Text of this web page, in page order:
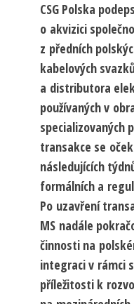
CSG Polska
o akvizici
z předních
kabelových
a distributora
používaných v
specializovaných
transakce se
následujících
formálních a
Po uzavření
MS nadále
činnosti na
integraci v rámci
příležitosti k